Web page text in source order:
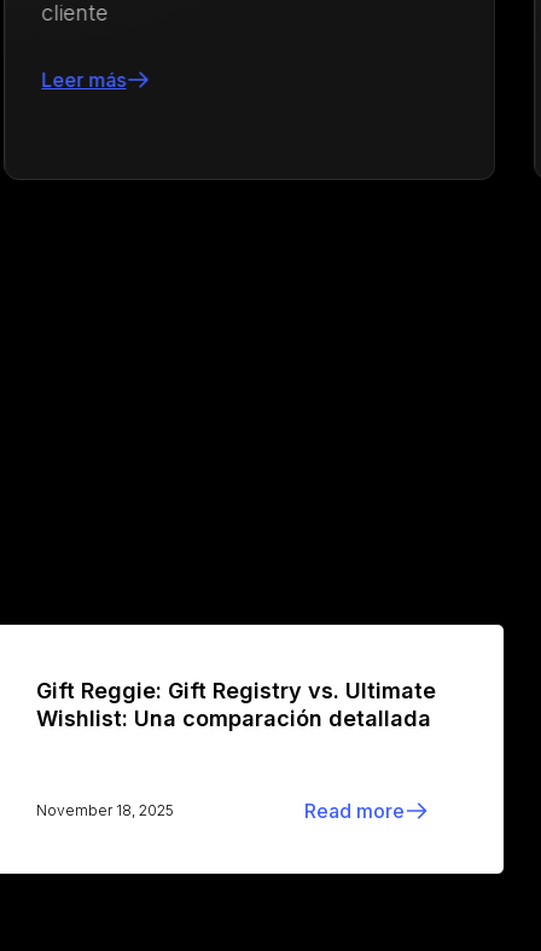
de fidelización y engagement impulsada
Gift Reggie: Gift Registry vs. Ultimate
Wishlist: Una comparación detallada
November 18, 2025 Read more